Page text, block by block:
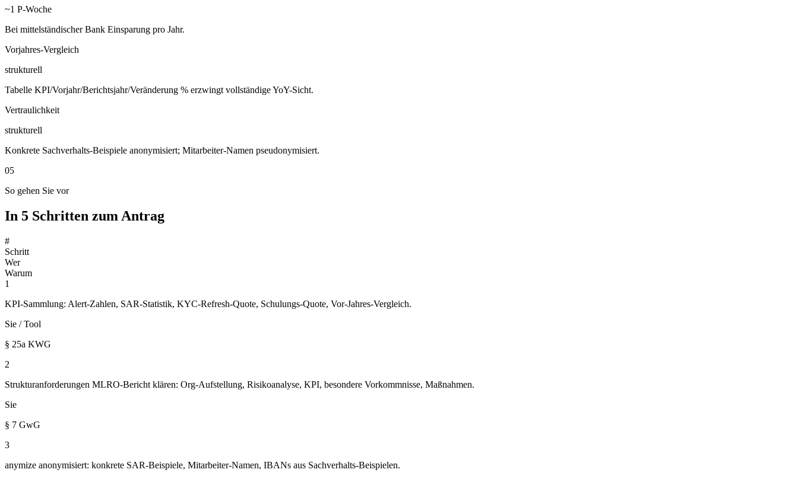
~1 P-Woche
Bei mittelständischer Bank Einsparung pro Jahr.
Vorjahres-Vergleich
strukturell
Tabelle KPI/Vorjahr/Berichtsjahr/Veränderung % erzwingt vollständige YoY-Sicht.
Vertraulichkeit
strukturell
Konkrete Sachverhalts-Beispiele anonymisiert; Mitarbeiter-Namen pseudonymisiert.
05
So gehen Sie vor
In 5 Schritten zum Antrag
#
Schritt
Wer
Warum
1
KPI-Sammlung: Alert-Zahlen, SAR-Statistik, KYC-Refresh-Quote, Schulungs-Quote, Vor-Jahres-Vergleich.
Sie / Tool
§ 25a KWG
2
Strukturanforderungen MLRO-Bericht klären: Org-Aufstellung, Risikoanalyse, KPI, besondere Vorkommnisse, Maßnahmen.
Sie
§ 7 GwG
3
anymize anonymisiert: konkrete SAR-Beispiele, Mitarbeiter-Namen, IBANs aus Sachverhalts-Beispielen.